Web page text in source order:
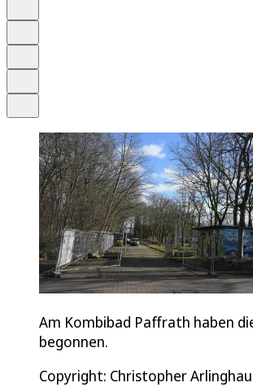
Am Kombibad Paffrath haben
begonnen.
Copyright: Christopher